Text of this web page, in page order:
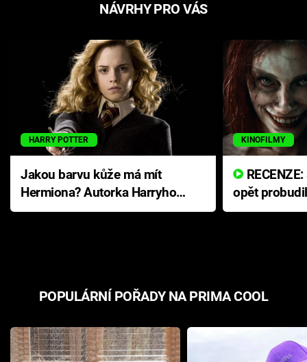
NÁVRHY PRO VÁS
HARRY POTTER
Jakou barvu kůže má mít
Hermiona? Autorka Harryho
Pottera přišla s ráznou
KINOFILMY
opět
přichází s
POPULÁRNÍ POŘADY NA PRIMA COOL